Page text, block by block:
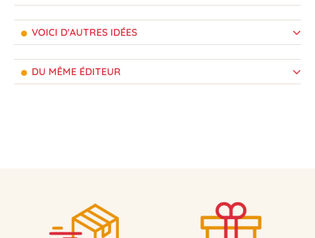
VOICI D'AUTRES IDÉES
DU MÊME ÉDITEUR